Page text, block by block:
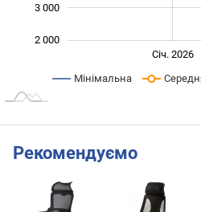
2 000
3 000
Січ. 2026
Мінімальна
Рекомендуємо